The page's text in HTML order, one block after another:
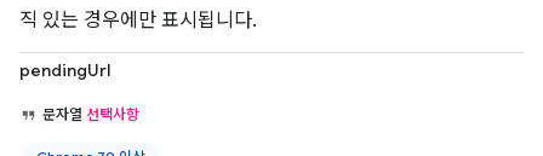
직 있는 경우에만 표시됩니다.
pendingUrl
문자열 선택사항